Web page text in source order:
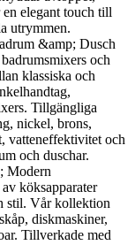
elegant touch till
utrymmen.
&amp; Dusch
och
klassiska och
Tillgängliga
nickel, brons,
vatteneffektivitet och
och duschar.
Modern
köksapparater
stil. Vår kollektion
diskmaskiner,
Tillverkade med